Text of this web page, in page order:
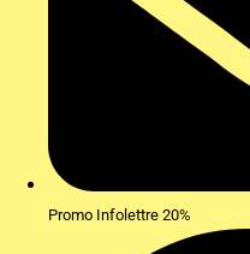
Promo Infolettre 20%